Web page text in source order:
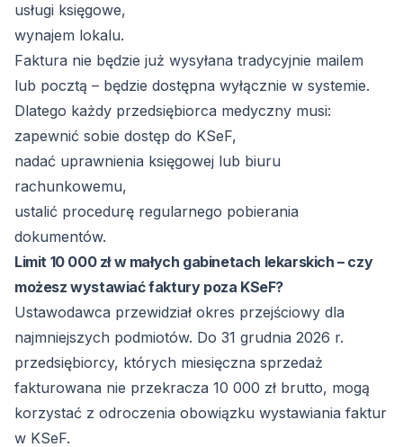
usługi księgowe,
wynajem lokalu.
Faktura nie będzie już wysyłana tradycyjnie mailem
lub pocztą – będzie dostępna wyłącznie w systemie.
Dlatego każdy przedsiębiorca medyczny musi:
zapewnić sobie dostęp do KSeF,
nadać uprawnienia księgowej lub biuru
rachunkowemu,
ustalić procedurę regularnego pobierania
dokumentów.
Limit 10 000 zł w małych gabinetach lekarskich – czy
możesz wystawiać faktury poza KSeF?
Ustawodawca przewidział okres przejściowy dla
najmniejszych podmiotów. Do 31 grudnia 2026 r.
przedsiębiorcy, których miesięczna sprzedaż
fakturowana nie przekracza 10 000 zł brutto, mogą
korzystać z odroczenia obowiązku wystawiania faktur
w KSeF.